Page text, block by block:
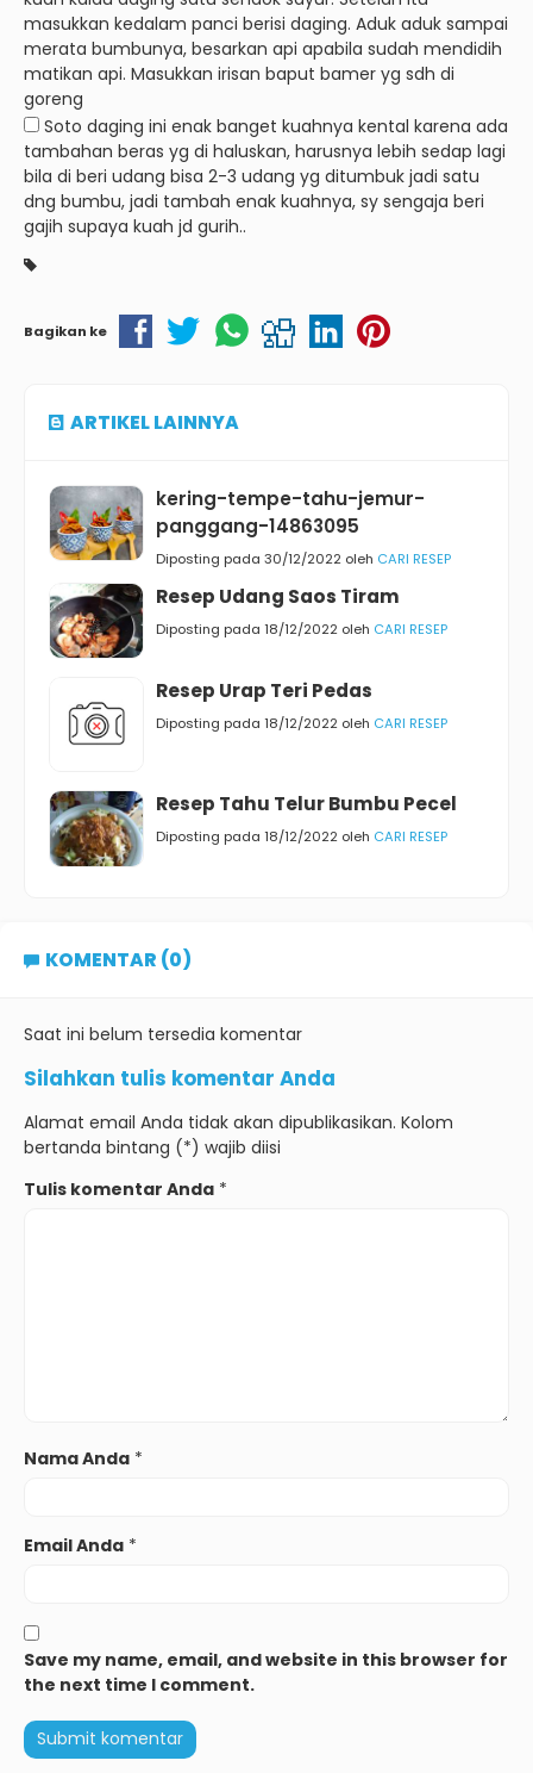
masukkan kedalam panci berisi daging. Aduk aduk sampai
merata bumbunya, besarkan api apabila sudah mendidih
matikan api. Masukkan irisan baput bamer yg sdh di
goreng
Soto daging ini enak banget kuahnya kental karena ada
tambahan beras yg di haluskan, harusnya lebih sedap lagi
bila di beri udang bisa 2-3 udang yg ditumbuk jadi satu
dng bumbu, jadi tambah enak kuahnya, sy sengaja beri
gajih supaya kuah jd gurih..
Bagikan ke
ARTIKEL LAINNYA
kering-tempe-tahu-jemur-
panggang-14863095
Diposting pada 30/12/2022 oleh CARI RESEP
Resep Udang Saos Tiram
Diposting pada 18/12/2022 oleh CARI RESEP
Resep Urap Teri Pedas
Diposting pada 18/12/2022 oleh CARI RESEP
Resep Tahu Telur Bumbu Pecel
Diposting pada 18/12/2022 oleh CARI RESEP
KOMENTAR (0)
Saat ini belum tersedia komentar
Silahkan tulis komentar Anda
Alamat email Anda tidak akan dipublikasikan. Kolom
bertanda bintang (*) wajib diisi
Tulis komentar Anda *
Nama Anda *
Email Anda *
Save my name, email, and website in this browser for
the next time I comment.